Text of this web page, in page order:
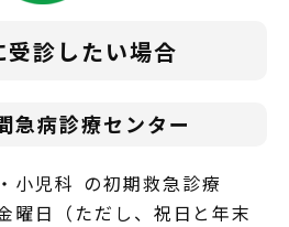
診したい場合
急病診療センター
小児科 の初期救急診療
曜日（ただし、祝日と年末